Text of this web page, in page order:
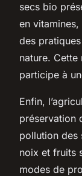
secs bio
en
des
nature. Cette
participe à
Enfin,
préservation
pollution des
noix et fruits
modes de